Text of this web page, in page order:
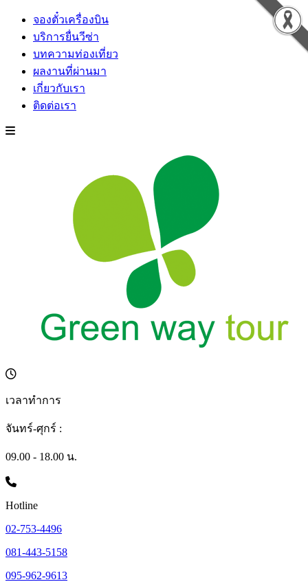
จองตั๋วเครื่องบิน
บริการยื่นวีซ่า
บทความท่องเที่ยว
ผลงานที่ผ่านมา
เกี่ยวกับเรา
ติดต่อเรา
เวลาทำการ
จันทร์-ศุกร์ :
09.00 - 18.00 น.
Hotline
02-753-4496
081-443-5158
095-962-9613